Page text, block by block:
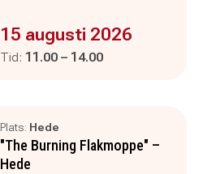
Evenemanget är :
15 augusti 2026
Tid: Pågår mellan
11.00 – och
14.00
Plats: Hede
"The Burning Flakmoppe" –
Hede